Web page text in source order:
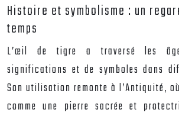
Histoire et symbolisme : un
temps
L’œil de tigre a traversé les
significations et de symboles dans
Son utilisation remonte à l’Antiquité,
comme une pierre sacrée et